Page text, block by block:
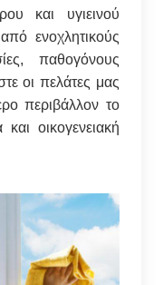
και υγιεινού
ενοχλητικούς
παθογόνους
οι πελάτες μας
περιβάλλον το
οικογενειακή